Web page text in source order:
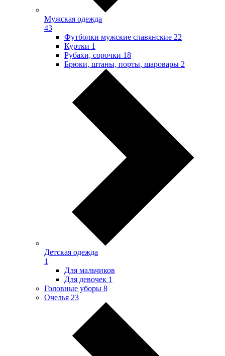
Мужская одежда
43
Футболки мужские славянские 22
Куртки 1
Рубахи, сорочки 18
Брюки, штаны, порты, шаровары 2
Детская одежда
1
Для мальчиков
Для девочек 1
Головные уборы 8
Очелья 23